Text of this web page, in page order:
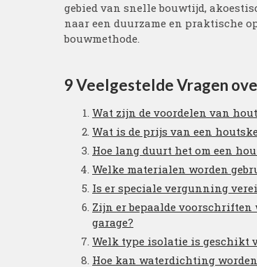
gebied van snelle bouwtijd,
naar een duurzame en praktische
bouwmethode.
9 Veelgestelde Vragen
Wat zijn de voordelen van
Wat is de prijs van een
Hoe lang duurt het om een
Welke materialen worden
Is er speciale vergunning
Zijn er bepaalde voorschriften
garage?
Welk type isolatie is geschikt
Hoe kan waterdichting